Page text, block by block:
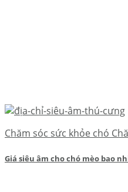
Chăm sóc sức khỏe chó
Giá siêu âm cho chó mèo bao